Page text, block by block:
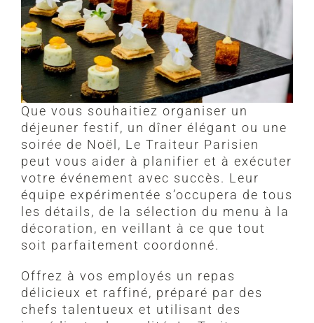
Que vous souhaitiez organiser un
déjeuner festif, un dîner élégant ou une
soirée de Noël, Le Traiteur Parisien
peut vous aider à planifier et à exécuter
votre événement avec succès. Leur
équipe expérimentée s’occupera de tous
les détails, de la sélection du menu à la
décoration, en veillant à ce que tout
soit parfaitement coordonné.
Offrez à vos employés un repas
délicieux et raffiné, préparé par des
chefs talentueux et utilisant des